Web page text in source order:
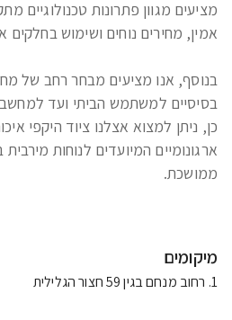
ממושכת.
מיקומים
1
. רחוב מנחם בגין 59 חצור הגלילית